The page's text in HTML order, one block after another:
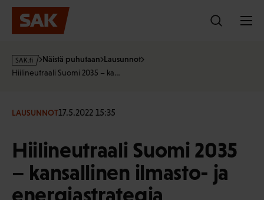
Hyppää
sisältöön
s
a
f
Näistä puhutaan Lausunnot
Hiilineutraali Suomi 2035 – ka…
LAUSUNNOT17.5.2022 15:35
Hiilineutraali Suomi 2035
– kansallinen ilmasto- ja
energiastrategia